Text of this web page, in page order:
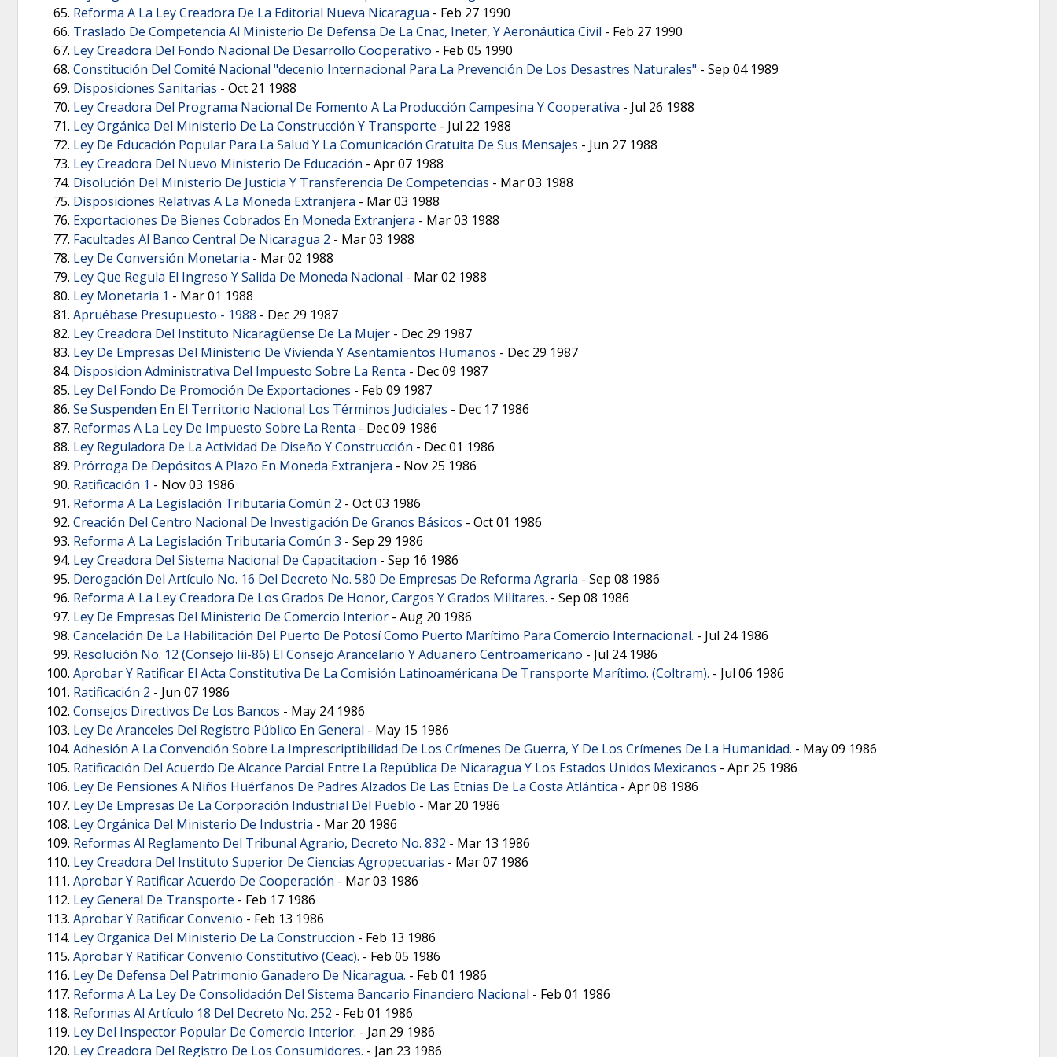
Reforma A La Ley Creadora De La Editorial Nueva Nicaragua - Feb 27 1990
Traslado De Competencia Al Ministerio De Defensa De La Cnac, Ineter, Y Aeronáutica Civil - Feb 27 1990
Ley Creadora Del Fondo Nacional De Desarrollo Cooperativo - Feb 05 1990
Constitución Del Comité Nacional "decenio Internacional Para La Prevención De Los Desastres Naturales" - Sep 04 1989
Disposiciones Sanitarias - Oct 21 1988
Ley Creadora Del Programa Nacional De Fomento A La Producción Campesina Y Cooperativa - Jul 26 1988
Ley Orgánica Del Ministerio De La Construcción Y Transporte - Jul 22 1988
Ley De Educación Popular Para La Salud Y La Comunicación Gratuita De Sus Mensajes - Jun 27 1988
Ley Creadora Del Nuevo Ministerio De Educación - Apr 07 1988
Disolución Del Ministerio De Justicia Y Transferencia De Competencias - Mar 03 1988
Disposiciones Relativas A La Moneda Extranjera - Mar 03 1988
Exportaciones De Bienes Cobrados En Moneda Extranjera - Mar 03 1988
Facultades Al Banco Central De Nicaragua 2 - Mar 03 1988
Ley De Conversión Monetaria - Mar 02 1988
Ley Que Regula El Ingreso Y Salida De Moneda Nacional - Mar 02 1988
Ley Monetaria 1 - Mar 01 1988
Apruébase Presupuesto - 1988 - Dec 29 1987
Ley Creadora Del Instituto Nicaragüense De La Mujer - Dec 29 1987
Ley De Empresas Del Ministerio De Vivienda Y Asentamientos Humanos - Dec 29 1987
Disposicion Administrativa Del Impuesto Sobre La Renta - Dec 09 1987
Ley Del Fondo De Promoción De Exportaciones - Feb 09 1987
Se Suspenden En El Territorio Nacional Los Términos Judiciales - Dec 17 1986
Reformas A La Ley De Impuesto Sobre La Renta - Dec 09 1986
Ley Reguladora De La Actividad De Diseño Y Construcción - Dec 01 1986
Prórroga De Depósitos A Plazo En Moneda Extranjera - Nov 25 1986
Ratificación 1 - Nov 03 1986
Reforma A La Legislación Tributaria Común 2 - Oct 03 1986
Creación Del Centro Nacional De Investigación De Granos Básicos - Oct 01 1986
Reforma A La Legislación Tributaria Común 3 - Sep 29 1986
Ley Creadora Del Sistema Nacional De Capacitacion - Sep 16 1986
Derogación Del Artículo No. 16 Del Decreto No. 580 De Empresas De Reforma Agraria - Sep 08 1986
Reforma A La Ley Creadora De Los Grados De Honor, Cargos Y Grados Militares. - Sep 08 1986
Ley De Empresas Del Ministerio De Comercio Interior - Aug 20 1986
Cancelación De La Habilitación Del Puerto De Potosí Como Puerto Marítimo Para Comercio Internacional. - Jul 24 1986
Resolución No. 12 (Consejo Iii-86) El Consejo Arancelario Y Aduanero Centroamericano - Jul 24 1986
Aprobar Y Ratificar El Acta Constitutiva De La Comisión Latinoaméricana De Transporte Marítimo. (Coltram). - Jul 06 1986
Ratificación 2 - Jun 07 1986
Consejos Directivos De Los Bancos - May 24 1986
Ley De Aranceles Del Registro Público En General - May 15 1986
Adhesión A La Convención Sobre La Imprescriptibilidad De Los Crímenes De Guerra, Y De Los Crímenes De La Humanidad. - May 09 1986
Ratificación Del Acuerdo De Alcance Parcial Entre La República De Nicaragua Y Los Estados Unidos Mexicanos - Apr 25 1986
Ley De Pensiones A Niños Huérfanos De Padres Alzados De Las Etnias De La Costa Atlántica - Apr 08 1986
Ley De Empresas De La Corporación Industrial Del Pueblo - Mar 20 1986
Ley Orgánica Del Ministerio De Industria - Mar 20 1986
Reformas Al Reglamento Del Tribunal Agrario, Decreto No. 832 - Mar 13 1986
Ley Creadora Del Instituto Superior De Ciencias Agropecuarias - Mar 07 1986
Aprobar Y Ratificar Acuerdo De Cooperación - Mar 03 1986
Ley General De Transporte - Feb 17 1986
Aprobar Y Ratificar Convenio - Feb 13 1986
Ley Organica Del Ministerio De La Construccion - Feb 13 1986
Aprobar Y Ratificar Convenio Constitutivo (Ceac). - Feb 05 1986
Ley De Defensa Del Patrimonio Ganadero De Nicaragua. - Feb 01 1986
Reforma A La Ley De Consolidación Del Sistema Bancario Financiero Nacional - Feb 01 1986
Reformas Al Artículo 18 Del Decreto No. 252 - Feb 01 1986
Ley Del Inspector Popular De Comercio Interior. - Jan 29 1986
Ley Creadora Del Registro De Los Consumidores. - Jan 23 1986